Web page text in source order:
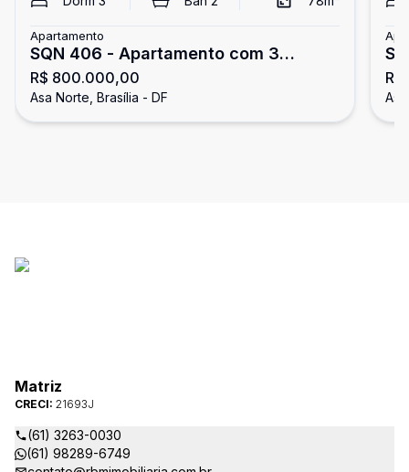
Apartamento
SQN 406 - Apartamento com 3
quartos - nascente - vazado - vista
livre - aceita financiamento e FGTS -
R$ 800.000,00
Asa Norte, Brasília - DF
-
Matriz
CRECI: 21693J
(61) 3263-0030
(61) 98289-6749